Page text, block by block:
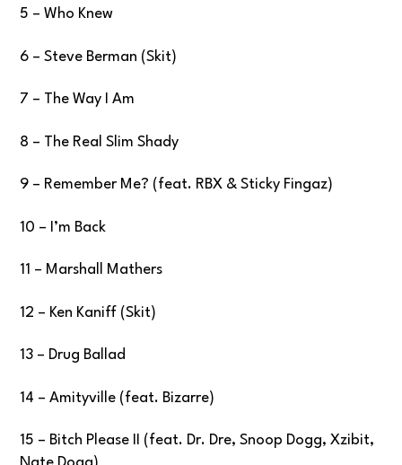
5 – Who Knew
6 – Steve Berman (Skit)
7 – The Way I Am
8 – The Real Slim Shady
9 – Remember Me? (feat. RBX & Sticky Fingaz)
10 – I’m Back
11 – Marshall Mathers
12 – Ken Kaniff (Skit)
13 – Drug Ballad
14 – Amityville (feat. Bizarre)
15 – Bitch Please II (feat. Dr. Dre, Snoop Dogg, Xzibit,